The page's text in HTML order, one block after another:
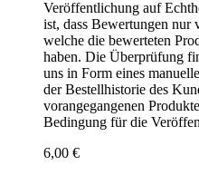
Veröffentlichung auf
ist, dass Bewertungen nur
welche die bewerteten
haben. Die Überprüfung
uns in Form eines
der Bestellhistorie des
vorangegangenen
Bedingung für die
6,00 €